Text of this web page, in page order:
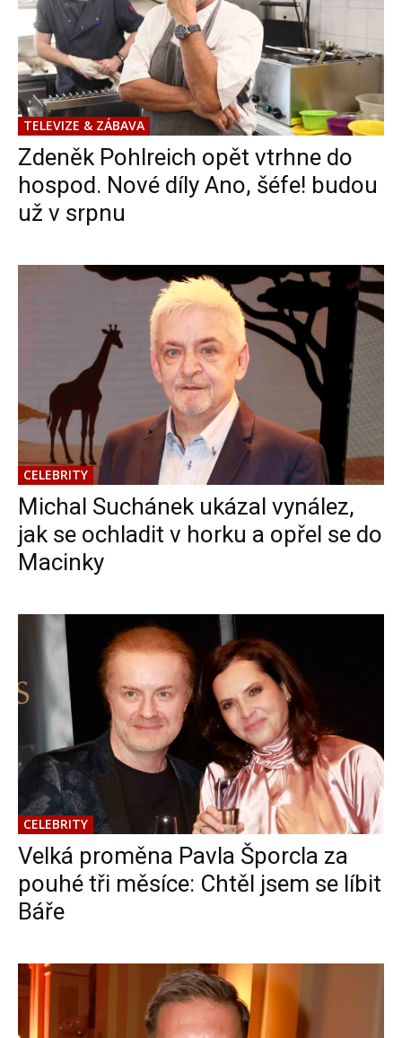
TELEVIZE & ZÁBAVA
Zdeněk Pohlreich opět vtrhne do
hospod. Nové díly Ano, šéfe! budou
už v srpnu
CELEBRITY
Michal Suchánek ukázal vynález,
jak se ochladit v horku a opřel se do
Macinky
CELEBRITY
Velká proměna Pavla Šporcla za
pouhé tři měsíce: Chtěl jsem se líbit
Báře